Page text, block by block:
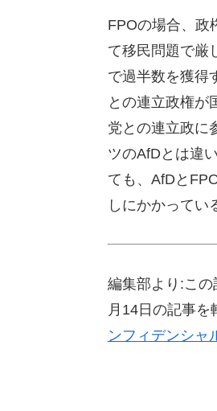
FPOの場合、政
て移民問題で厳
で過半数を獲得
との連立政権が
党との連立政に
ツのAfDとは違
ても、AfDと
しにかかってい
編集部より:こ
月14日の記事
ンフィデンシャ